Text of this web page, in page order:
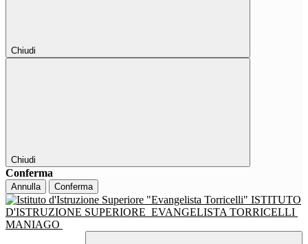
Chiudi
Chiudi
Conferma
Annulla Conferma
ISTITUTO
D'ISTRUZIONE SUPERIORE EVANGELISTA TORRICELLI
MANIAGO